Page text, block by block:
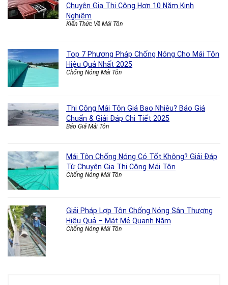
Chuyên Gia Thi Công Hơn 10 Năm Kinh
Nghiệm
Kiến Thức Về Mái Tôn
Top 7 Phương Pháp Chống Nóng Cho Mái Tôn
Hiệu Quả Nhất 2025
Chống Nóng Mái Tôn
Thi Công Mái Tôn Giá Bao Nhiêu? Báo Giá
Chuẩn & Giải Đáp Chi Tiết 2025
Báo Giá Mái Tôn
Mái Tôn Chống Nóng Có Tốt Không? Giải Đáp
Từ Chuyên Gia Thi Công Mái Tôn
Chống Nóng Mái Tôn
Giải Pháp Lợp Tôn Chống Nóng Sân Thượng
Hiệu Quả – Mát Mẻ Quanh Năm
Chống Nóng Mái Tôn